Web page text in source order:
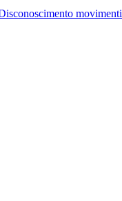
movimenti